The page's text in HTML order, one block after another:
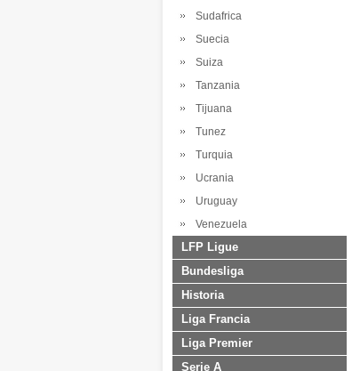
Sudafrica
Suecia
Suiza
Tanzania
Tijuana
Tunez
Turquia
Ucrania
Uruguay
Venezuela
LFP Ligue
Bundesliga
Historia
Liga Francia
Liga Premier
Serie A